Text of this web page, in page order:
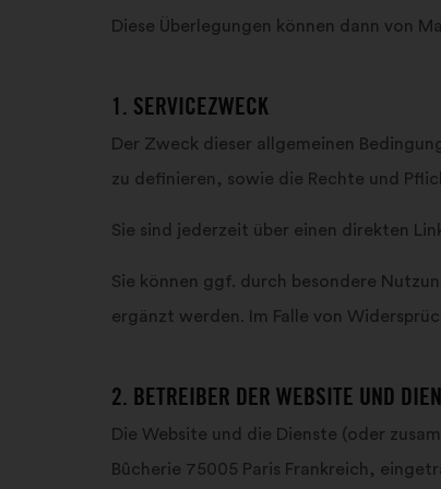
Diese Überlegungen können dann von
1. SERVICEZWECK
Der Zweck dieser allgemeinen
zu definieren, sowie die Rechte und
Sie sind jederzeit über einen direkten
Sie können ggf. durch besondere
ergänzt werden. Im Falle von
2. BETREIBER DER WEBSITE UND
Die Website und die Dienste (oder
Bûcherie 75005 Paris Frankreich,